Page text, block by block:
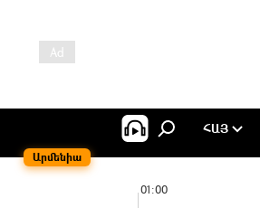
Արմենիա
ՀԱՅ
01:00